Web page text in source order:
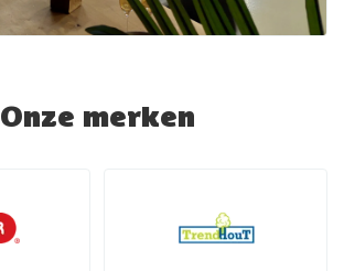
Onze merken